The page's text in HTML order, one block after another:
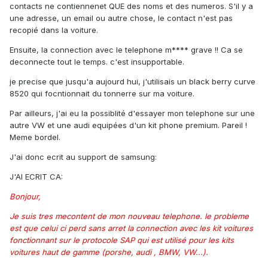
contacts ne contiennenet QUE des noms et des numeros. S'il y a
une adresse, un email ou autre chose, le contact n'est pas
recopié dans la voiture.
Ensuite, la connection avec le telephone m**** grave !! Ca se
deconnecte tout le temps. c'est insupportable.
je precise que jusqu'a aujourd hui, j'utilisais un black berry curve
8520 qui focntionnait du tonnerre sur ma voiture.
Par ailleurs, j'ai eu la possiblité d'essayer mon telephone sur une
autre VW et une audi equipées d'un kit phone premium. Pareil !
Meme bordel.
J'ai donc ecrit au support de samsung:
J'AI ECRIT CA:
Bonjour,
Je suis tres mecontent de mon nouveau telephone. le probleme
est que celui ci perd sans arret la connection avec les kit voitures
fonctionnant sur le protocole SAP qui est utilisé pour les kits
voitures haut de gamme (porshe, audi , BMW, VW...).